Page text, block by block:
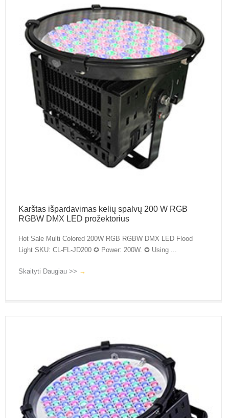
Karštas išpardavimas kelių spalvų 200 W RGB
RGBW DMX LED prožektorius
Hot Sale Multi Colored 200W RGB RGBW DMX LED Flood
Light SKU: CL-FL-JD200 ✪ Power: 200W. ✪ Using ...
Skaityti Daugiau >> →